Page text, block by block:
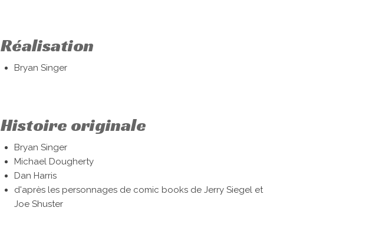
Réalisation
Bryan Singer
Histoire originale
Bryan Singer
Michael Dougherty
Dan Harris
d'après les personnages de comic books de Jerry Siegel et
Joe Shuster